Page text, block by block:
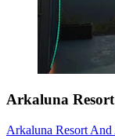
Arkaluna
Arkaluna Resort And